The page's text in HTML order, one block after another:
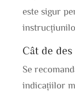
este sigur
Cât de
Se
indicațiilor